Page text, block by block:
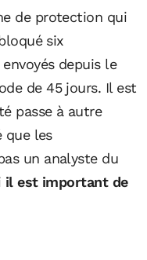
de protection qui
six
depuis le
de 45 jours. Il est
passe à autre
que les
un analyste du
il est important de